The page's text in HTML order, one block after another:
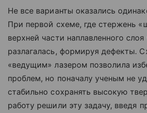
Не все варианты оказались
При первой схеме, где стержень
верхней части наплавленного слоя
разлагалась, формируя дефекты.
«ведущим» лазером позволила
проблем, но поначалу ученым не
стабильно сохранять высокую
работу решили эту задачу, введя